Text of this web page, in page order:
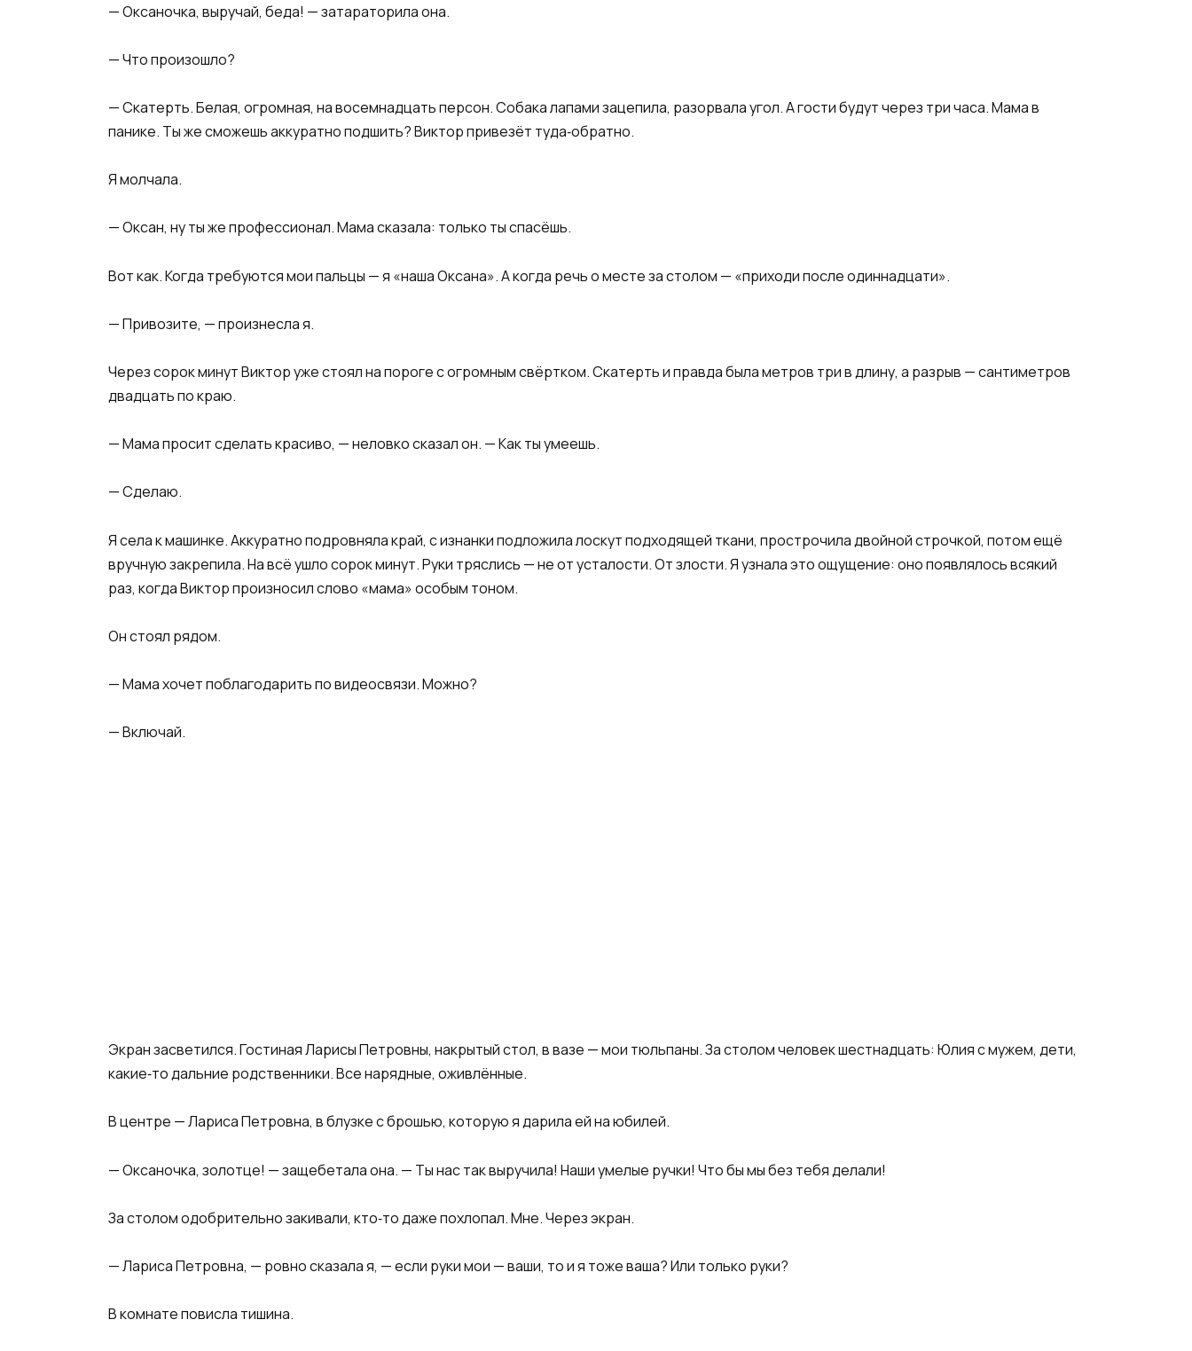
— Оксаночка, выручай, беда! — затараторила она.
— Что произошло?
— Скатерть. Белая, огромная, на восемнадцать персон. Собака лапами зацепила, разорвала угол. А гости будут через три часа. Мама в
панике. Ты же сможешь аккуратно подшить? Виктор привезёт туда‑обратно.
Я молчала.
— Оксан, ну ты же профессионал. Мама сказала: только ты спасёшь.
Вот как. Когда требуются мои пальцы — я «наша Оксана». А когда речь о месте за столом — «приходи после одиннадцати».
— Привозите, — произнесла я.
Через сорок минут Виктор уже стоял на пороге с огромным свёртком. Скатерть и правда была метров три в длину, а разрыв — сантиметров
двадцать по краю.
— Мама просит сделать красиво, — неловко сказал он. — Как ты умеешь.
— Сделаю.
Я села к машинке. Аккуратно подровняла край, с изнанки подложила лоскут подходящей ткани, прострочила двойной строчкой, потом ещё
вручную закрепила. На всё ушло сорок минут. Руки тряслись — не от усталости. От злости. Я узнала это ощущение: оно появлялось всякий
раз, когда Виктор произносил слово «мама» особым тоном.
Он стоял рядом.
— Мама хочет поблагодарить по видеосвязи. Можно?
— Включай.
Экран засветился. Гостиная Ларисы Петровны, накрытый стол, в вазе — мои тюльпаны. За столом человек шестнадцать: Юлия с мужем, дети,
какие‑то дальние родственники. Все нарядные, оживлённые.
В центре — Лариса Петровна, в блузке с брошью, которую я дарила ей на юбилей.
— Оксаночка, золотце! — защебетала она. — Ты нас так выручила! Наши умелые ручки! Что бы мы без тебя делали!
За столом одобрительно закивали, кто‑то даже похлопал. Мне. Через экран.
— Лариса Петровна, — ровно сказала я, — если руки мои — ваши, то и я тоже ваша? Или только руки?
В комнате повисла тишина.